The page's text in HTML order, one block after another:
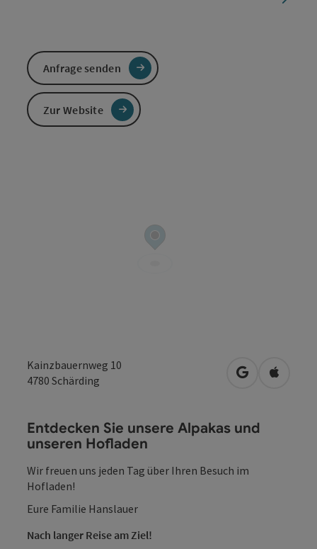
Kainzbauernweg 10
4780 Schärding in Google
in
Entdecken Sie unsere Alpakas und
unseren Hofladen
Wir freuen uns jeden Tag über Ihren Besuch im
Hofladen!
Eure Familie Hanslauer
Nach langer Reise am Ziel!
Anfrage senden
Zur Website